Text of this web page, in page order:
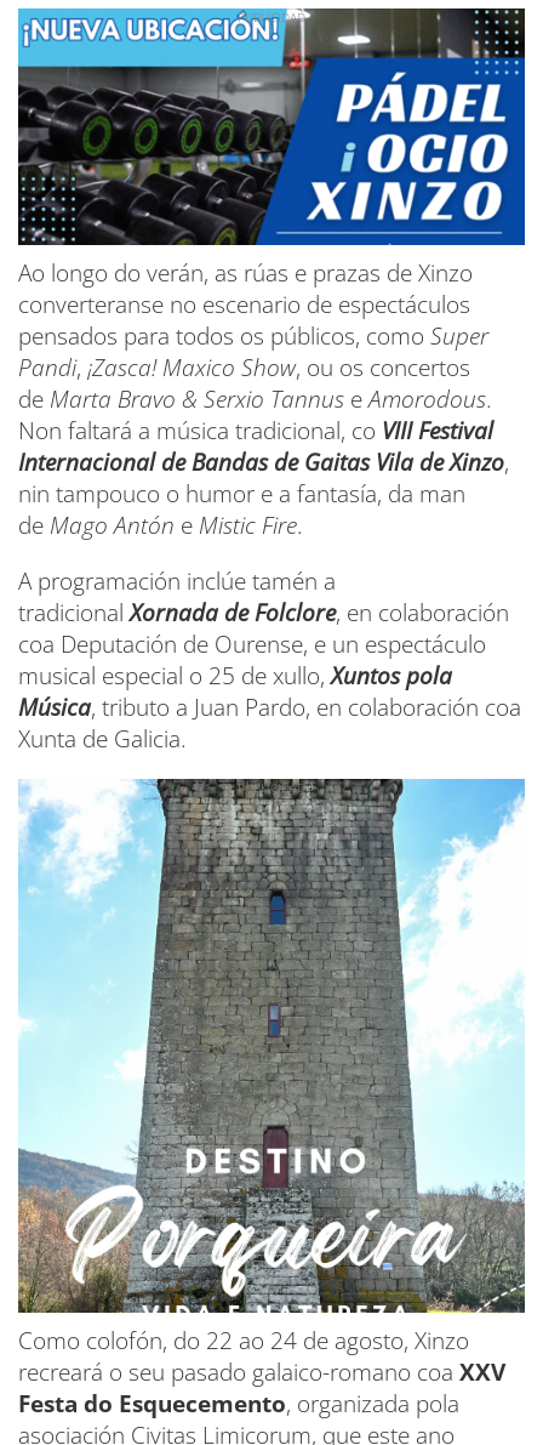
Ao longo do verán, as rúas e prazas de Xinzo
converteranse no escenario de espectáculos
pensados para todos os públicos, como Super
Pandi, ¡Zasca! Maxico Show, ou os concertos
de Marta Bravo & Serxio Tannus eAmorodous.
Non faltará a música tradicional, co VIII Festival
Internacional de Bandas de Gaitas Vila de Xinzo,
nin tampouco o humor e a fantasía, da man
de Mago Antón e Mistic Fire.
A programación inclúe tamén a
tradicionalXornada de Folclore, en colaboración
coa Deputación de Ourense, e un espectáculo
musical especial o 25 de xullo,Xuntos pola
Música, tributo a Juan Pardo, en colaboración coa
Xunta de Galicia.
Como colofón, do 22 ao 24 de agosto, Xinzo
recreará o seu pasado galaico-romano coa XXV
Festa do Esquecemento, organizada pola
asociación Civitas Limicorum, que este ano